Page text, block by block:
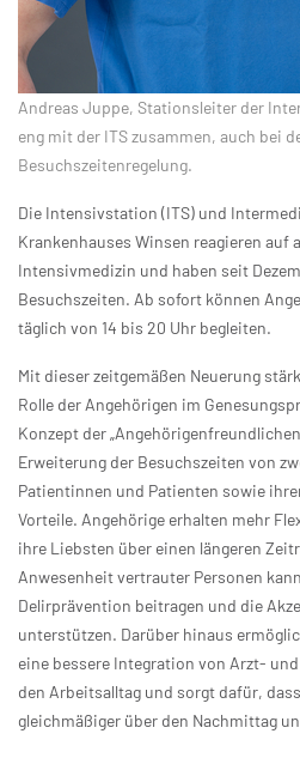
Andreas Juppe, Stationsleiter der
eng mit der ITS zusammen, auch bei
Besuchszeitenregelung.
Die Intensivstation (ITS) und
Krankenhauses Winsen reagieren auf
Intensivmedizin und haben seit
Besuchszeiten. Ab sofort können
täglich von 14 bis 20 Uhr begleiten.
Mit dieser zeitgemäßen Neuerung
Rolle der Angehörigen im
Konzept der
Erweiterung der Besuchszeiten von
Patientinnen und Patienten sowie
Vorteile. Angehörige erhalten mehr
ihre Liebsten über einen längeren
Anwesenheit vertrauter Personen
Delirprävention beitragen und die
unterstützen. Darüber hinaus
eine bessere Integration von Arzt-
den Arbeitsalltag und sorgt dafür,
gleichmäßiger über den Nachmittag